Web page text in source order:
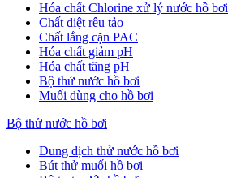
Hóa chất Chlorine xử lý nước hồ bơi
Chất diệt rêu tảo
Chất lắng cặn PAC
Hóa chất giảm pH
Hóa chất tăng pH
Bộ thử nước hồ bơi
Muối dùng cho hồ bơi
Bộ thử nước hồ bơi
Dung dịch thử nước hồ bơi
Bút thử muối hồ bơi